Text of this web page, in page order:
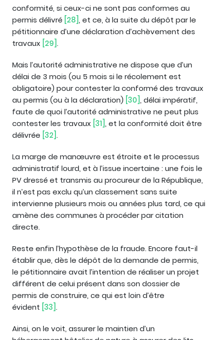
conformité, si ceux-ci ne sont pas conformes au
permis délivré [28] , et ce, à la suite du dépôt par le
pétitionnaire d’une déclaration d’achèvement des
travaux [29] .
Mais l’autorité administrative ne dispose que d’un
délai de 3 mois (ou 5 mois si le récolement est
obligatoire) pour contester la conformé des travaux
au permis (ou à la déclaration) [30] , délai impératif,
faute de quoi l’autorité administrative ne peut plus
contester les travaux [31] , et la conformité doit être
délivrée [32] .
La marge de manœuvre est étroite et le processus
administratif lourd, et à l’issue incertaine : une fois le
PV dressé et transmis au procureur de la République,
il n’est pas exclu qu’un classement sans suite
intervienne plusieurs mois ou années plus tard, ce qui
amène des communes à procéder par citation
directe.
Reste enfin l’hypothèse de la fraude. Encore faut-il
établir que, dès le dépôt de la demande de permis,
le pétitionnaire avait l’intention de réaliser un projet
différent de celui présent dans son dossier de
permis de construire, ce qui est loin d’être
évident [33] .
Ainsi, on le voit, assurer le maintien d’un